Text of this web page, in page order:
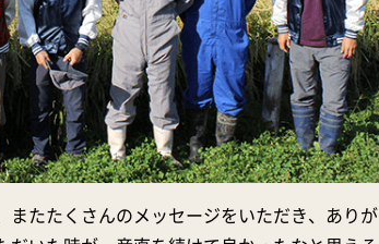
たたくさんのメッセージをいただき、ありが